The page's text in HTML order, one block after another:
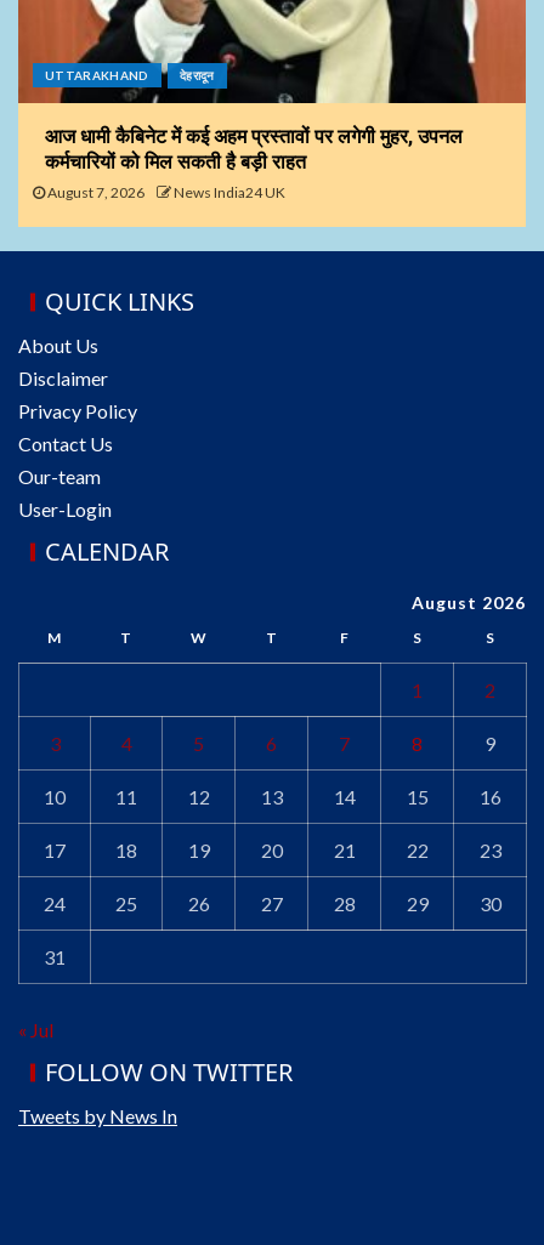
UTTARAKHAND देहरादून
आज धामी कैबिनेट में कई अहम प्रस्तावों पर लगेगी मुहर, उपनल
कर्मचारियों को मिल सकती है बड़ी राहत
August 7, 2026 News India24 UK
QUICK LINKS
About Us
Disclaimer
Privacy Policy
Contact Us
Our-team
User-Login
CALENDAR
August 2026
M T W T F S S
1 2
3 4 5 6 7 8 9
10 11 12 13 14 15 16
17 18 19 20 21 22 23
24 25 26 27 28 29 30
31
« Jul
FOLLOW ON TWITTER
Tweets by News In